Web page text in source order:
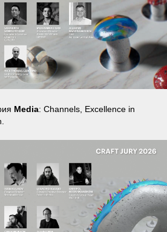
Media: Channels, Excellence in